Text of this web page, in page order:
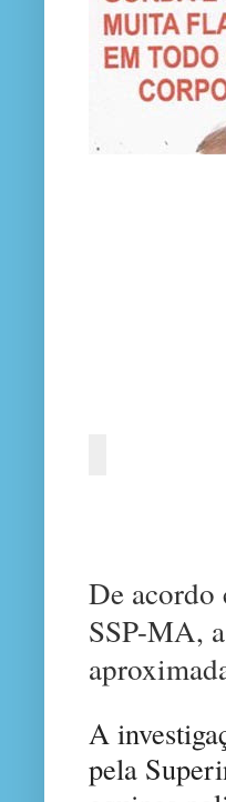
De acordo
SSP-MA,
A
pela